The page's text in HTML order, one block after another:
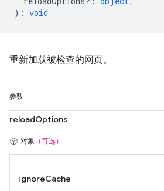
) : void
重新加载被检查的网页。
参数
reloadOptions
对象 （可选）
ignoreCache